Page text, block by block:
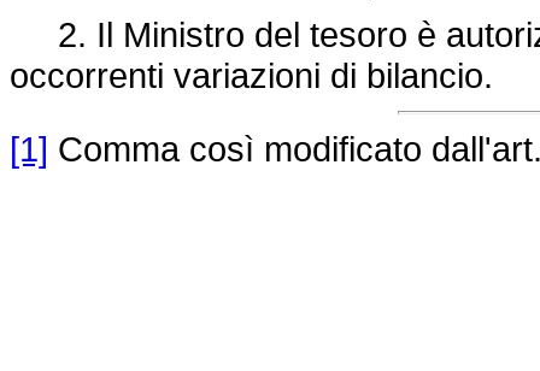
2. Il Ministro del tesoro è
occorrenti variazioni di bilancio.
[1] Comma così modificato